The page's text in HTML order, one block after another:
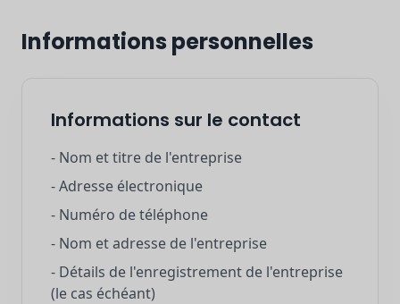
Informations personnelles
Informations sur le contact
- Nom et titre de l'entreprise
- Adresse électronique
- Numéro de téléphone
- Nom et adresse de l'entreprise
- Détails de l'enregistrement de l'entreprise
(le cas échéant)